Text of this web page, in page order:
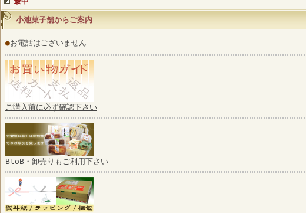
小池菓子舗からご案内
●お電話はございません
ご購入前に必ず確認下さい
BtoB・卸売りもご利用下さい